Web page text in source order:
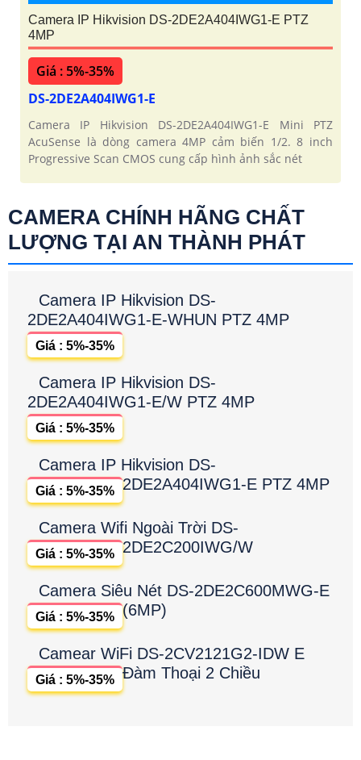
Camera IP Hikvision DS-2DE2A404IWG1-E PTZ
4MP
Giá : 5%-35%
DS-2DE2A404IWG1-E
Camera IP Hikvision DS-2DE2A404IWG1-E Mini PTZ
AcuSense là dòng camera 4MP cảm biến 1/2. 8 inch
Progressive Scan CMOS cung cấp hình ảnh sắc nét
CAMERA CHÍNH HÃNG CHẤT
LƯỢNG TẠI AN THÀNH PHÁT
Camera IP Hikvision DS-
2DE2A404IWG1-E-WHUN PTZ 4MP
Giá : 5%-35%
Camera IP Hikvision DS-
2DE2A404IWG1-E/W PTZ 4MP
Giá : 5%-35%
Camera IP Hikvision DS-
2DE2A404IWG1-E PTZ 4MP
Giá : 5%-35%
Camera Wifi Ngoài Trời DS-
2DE2C200IWG/W
Giá : 5%-35%
Camera Siêu Nét DS-2DE2C600MWG-E
(6MP)
Giá : 5%-35%
Camear WiFi DS-2CV2121G2-IDW E
Đàm Thoại 2 Chiều
Giá : 5%-35%